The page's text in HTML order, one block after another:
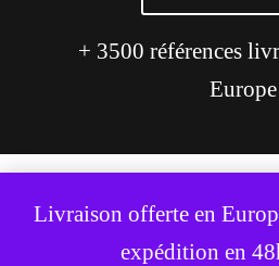
Livraison offerte en
expédition en
+ 3500 références
Europe
Ce site utilise des cookies pour
Accepter